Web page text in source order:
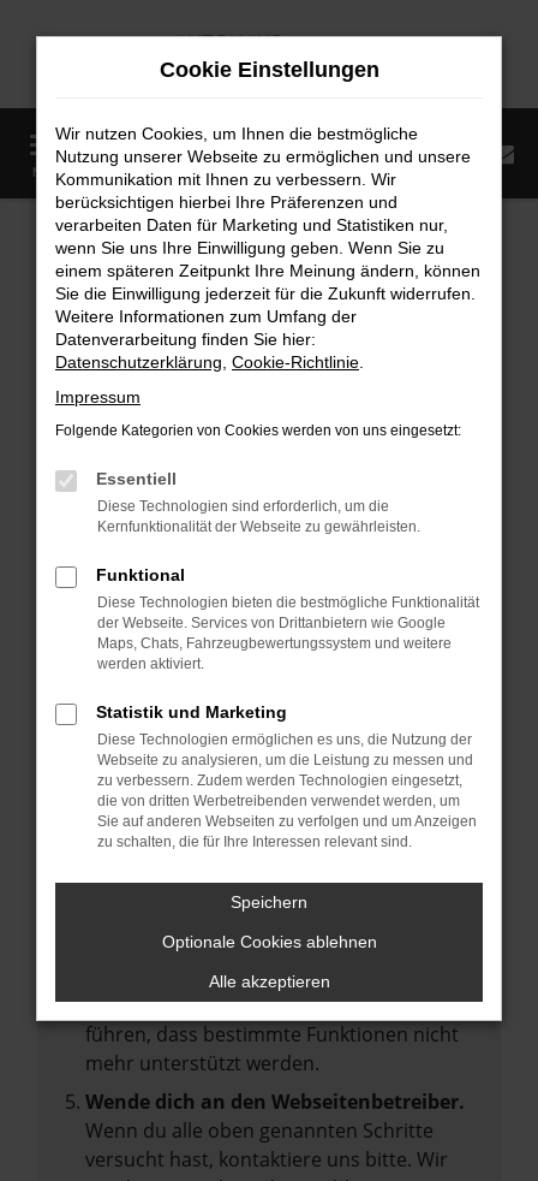
Zum
MENÜ
Startseite Fahrzeugangebote Fahrzeugmarkt
Fahrzeugmarkt
Fehler: Network Error
Beim Laden ist ein Fehler aufgetreten.
Hier sind ein paar Tipps, die dir helfen können:
Überprüfe deine Firewall und deine
Internetverbindung.
deine Suchmaschine?
Prüfe deine Browsererweiterungen.
Manche Erweiterungen, wie Werbeblocker,
können das Laden bestimmter Seiten
anderen Browser oder in einem privaten
Fenster?
Starte dein Gerät neu.
Das kann manchmal helfen,
vorübergehende Probleme zu beheben.
Stelle sicher, dass dein Browser und dein
Betriebssystem auf dem neuesten Stand
Veraltete Software birgt nicht nur ein
Sicherheitsrisiko, sondern kann auch dazu
führen, dass bestimmte Funktionen nicht
mehr unterstützt werden.
Wende dich an den Webseitenbetreiber.
Wenn du alle oben genannten Schritte
versucht hast, kontaktiere uns bitte. Wir
Cookie Einstellungen
Wir nutzen Cookies, um Ihnen die bestmögliche
Nutzung unserer Webseite zu ermöglichen und unsere
Kommunikation mit Ihnen zu verbessern. Wir
berücksichtigen hierbei Ihre Präferenzen und
verarbeiten Daten für Marketing und Statistiken nur,
wenn Sie uns Ihre Einwilligung geben. Wenn Sie zu
einem späteren Zeitpunkt Ihre Meinung ändern, können
Sie die Einwilligung jederzeit für die Zukunft widerrufen.
Weitere Informationen zum Umfang der
Datenverarbeitung finden Sie hier:
Datenschutzerklärung Cookie-Richtlinie
Impressum
Folgende Kategorien von Cookies werden von uns eingesetzt:
Essentiell
Diese Technologien sind erforderlich, um die
Kernfunktionalität der Webseite zu gewährleisten.
Funktional
Diese Technologien bieten die bestmögliche Funktionalität
der Webseite. Services von Drittanbietern wie Google
Maps, Chats, Fahrzeugbewertungssystem und weitere
werden aktiviert.
Statistik und Marketing
Diese Technologien ermöglichen es uns, die Nutzung der
Webseite zu analysieren, um die Leistung zu messen und
zu verbessern. Zudem werden Technologien eingesetzt,
die von dritten Werbetreibenden verwendet werden, um
Sie auf anderen Webseiten zu verfolgen und um Anzeigen
zu schalten, die für Ihre Interessen relevant sind.
Speichern
Optionale Cookies ablehnen
Alle akzeptieren